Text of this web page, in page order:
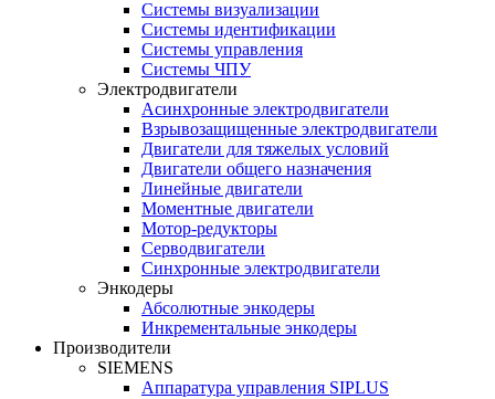
Системы визуализации
Системы идентификации
Системы управления
Системы ЧПУ
Электродвигатели
Асинхронные электродвигатели
Взрывозащищенные электродвигатели
Двигатели для тяжелых условий
Двигатели общего назначения
Линейные двигатели
Моментные двигатели
Мотор-редукторы
Серводвигатели
Синхронные электродвигатели
Энкодеры
Абсолютные энкодеры
Инкрементальные энкодеры
Производители
SIEMENS
Аппаратура управления SIPLUS